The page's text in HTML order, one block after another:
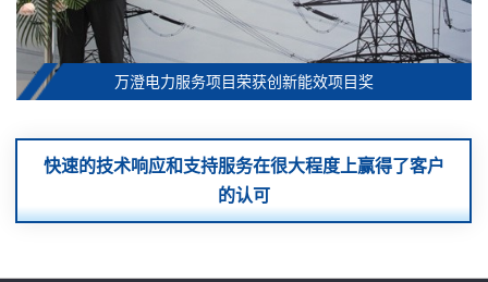
万澄电力服务项目荣获创新能效项目奖
快速的技术响应和支持服务在很大程度上赢得了客户
的认可